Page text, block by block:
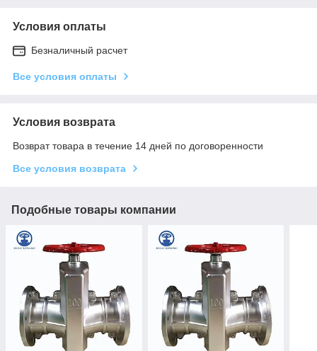
Условия оплаты
Безналичный расчет
Все условия оплаты
Условия возврата
Возврат товара в течение 14 дней по договоренности
Все условия возврата
Подобные товары компании